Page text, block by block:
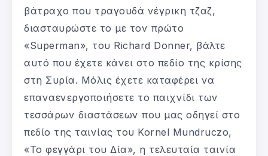
βάτραχο που τραγουδά νέγρικη τζαζ,
διασταυρώστε το με τον πρώτο
«Superman», του Richard Donner, βάλτε
αυτό που έχετε κάνει στο πεδίο της κρίσης
στη Συρία. Μόλις έχετε καταφέρει να
επαναενεργοποιήσετε το παιχνίδι των
τεσσάρων διαστάσεων που μας οδηγεί στο
πεδίο της ταινίας του Kornel Mundruczo,
«Το φεγγάρι του Δία», η τελευταία ταινία